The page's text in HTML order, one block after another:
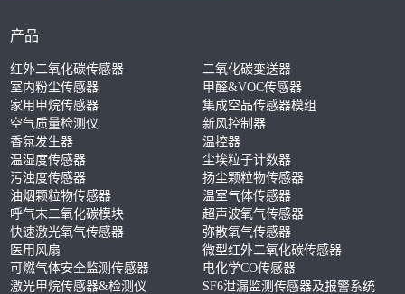
产品
红外二氧化碳传感器
二氧化碳变送器
室内粉尘传感器
甲醛&VOC传感器
家用甲烷传感器
集成空品传感器模组
空气质量检测仪
新风控制器
香氛发生器
温控器
温湿度传感器
尘埃粒子计数器
污浊度传感器
扬尘颗粒物传感器
油烟颗粒物传感器
温室气体传感器
呼气末二氧化碳模块
超声波氧气传感器
快速激光氧气传感器
弥散氧气传感器
医用风扇
微型红外二氧化碳传感器
可燃气体安全监测传感器
电化学CO传感器
激光甲烷传感器&检测仪
SF6泄漏监测传感器及报警系统